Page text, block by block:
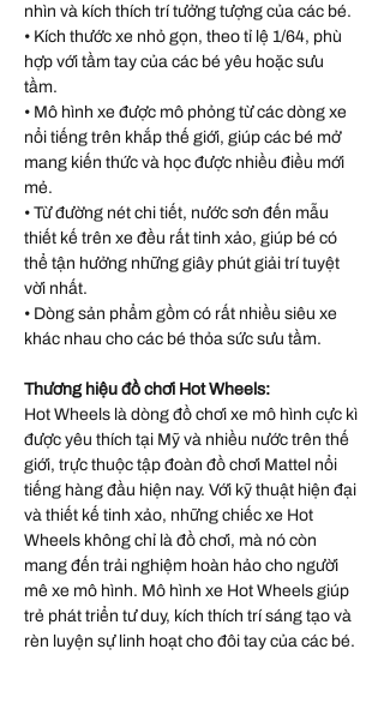
nhìn và kích thích trí tưởng tượng của các bé.
• Kích thước xe nhỏ gọn, theo tỉ lệ 1/64, phù
hợp với tầm tay của các bé yêu hoặc sưu
tầm.
• Mô hình xe được mô phỏng từ các dòng xe
nổi tiếng trên khắp thế giới, giúp các bé mở
mang kiến thức và học được nhiều điều mới
mẻ.
• Từ đường nét chi tiết, nước sơn đến mẫu
thiết kế trên xe đều rất tinh xảo, giúp bé có
thể tận hưởng những giây phút giải trí tuyệt
vời nhất.
• Dòng sản phẩm gồm có rất nhiều siêu xe
khác nhau cho các bé thỏa sức sưu tầm.
Thương hiệu đồ chơi Hot Wheels:
Hot Wheels là dòng đồ chơi xe mô hình cực kì
được yêu thích tại Mỹ và nhiều nước trên thế
giới, trực thuộc tập đoàn đồ chơi Mattel nổi
tiếng hàng đầu hiện nay. Với kỹ thuật hiện đại
và thiết kế tinh xảo, những chiếc xe Hot
Wheels không chỉ là đồ chơi, mà nó còn
mang đến trải nghiệm hoàn hảo cho người
mê xe mô hình. Mô hình xe Hot Wheels giúp
trẻ phát triển tư duy, kích thích trí sáng tạo và
rèn luyện sự linh hoạt cho đôi tay của các bé.